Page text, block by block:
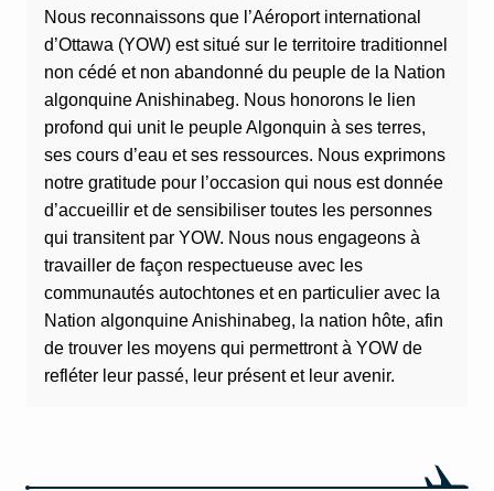
Nous reconnaissons que l’Aéroport international
d’Ottawa (YOW) est situé sur le territoire traditionnel
non cédé et non abandonné du peuple de la Nation
algonquine Anishinabeg. Nous honorons le lien
profond qui unit le peuple Algonquin à ses terres,
ses cours d’eau et ses ressources. Nous exprimons
notre gratitude pour l’occasion qui nous est donnée
d’accueillir et de sensibiliser toutes les personnes
qui transitent par YOW. Nous nous engageons à
travailler de façon respectueuse avec les
communautés autochtones et en particulier avec la
Nation algonquine Anishinabeg, la nation hôte, afin
de trouver les moyens qui permettront à YOW de
refléter leur passé, leur présent et leur avenir.